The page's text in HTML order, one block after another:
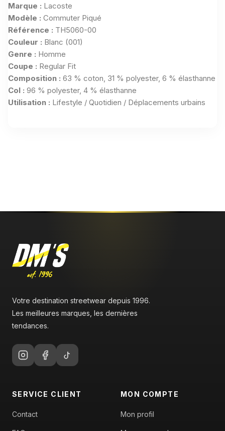
Marque : Lacoste
Modèle : Commuter Piqué
Référence : TH5060-00
Couleur : Blanc (001)
Genre : Homme
Coupe : Regular Fit
Composition : 63 % coton, 31 % polyester, 6 % élasthanne
Col : 96 % polyester, 4 % élasthanne
Utilisation : Lifestyle / Quotidien / Déplacements urbains
Votre destination streetwear depuis 1996.
Les meilleures marques, les dernières
tendances.
SERVICE CLIENT
Contact
MON COMPTE
Mon profil